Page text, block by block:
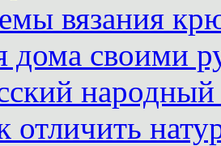
вязания
дома своими
отличить